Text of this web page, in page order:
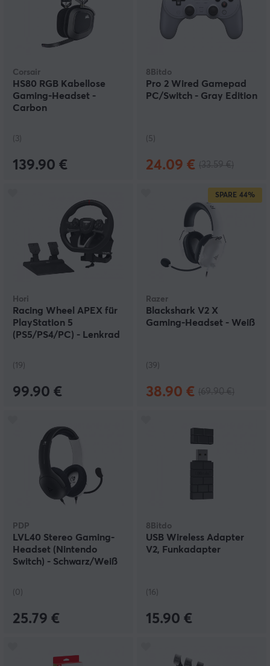
Corsair
HS80 RGB Kabellose
Gaming-Headset -
Carbon
(3)
139.90 €
8Bitdo
Pro 2 Wired Gamepad
PC/Switch - Gray Edition
(5)
24.09 €
Hori
Racing Wheel APEX für
PlayStation 5
(PS5/PS4/PC) - Lenkrad
(19)
99.90 €
SPARE 44%
Razer
Blackshark V2 X
Gaming-Headset - Weiß
(39)
38.90 €
PDP
LVL40 Stereo Gaming-
Headset (Nintendo
Switch) - Schwarz/Weiß
(0)
25.79 €
8Bitdo
USB Wireless Adapter
V2, Funkadapter
(16)
15.90 €